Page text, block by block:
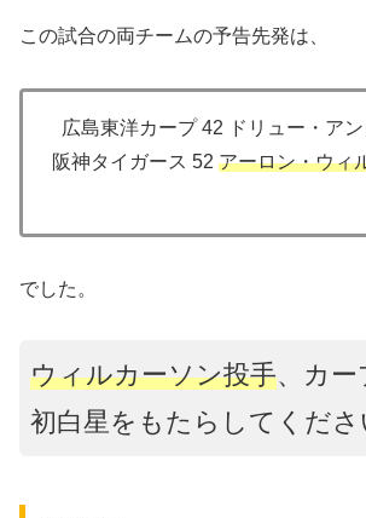
この試合の両チームの予告先発は、
広島東洋カープ 42 ドリュー・ア
阪神タイガース 52 アーロン・ウィ
でした。
ウィルカーソン投手、カー
初白星をもたらしてくださ